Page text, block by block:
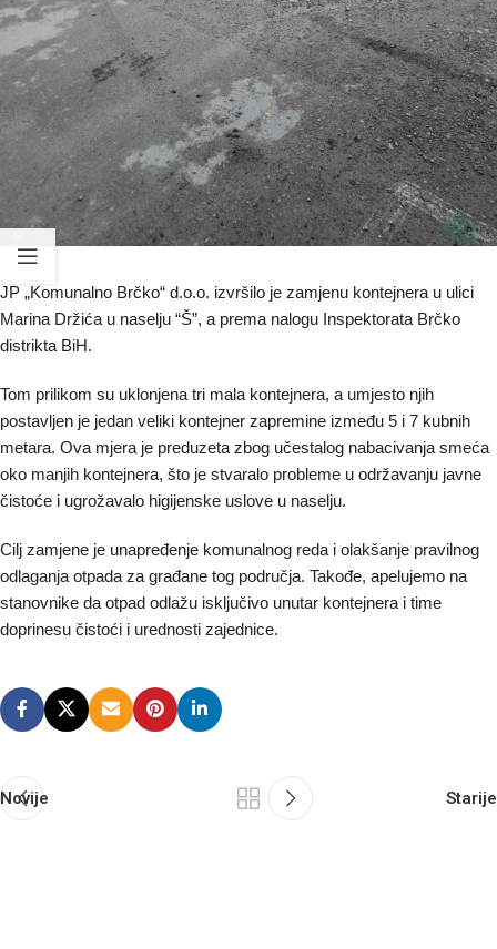
JP „Komunalno Brčko“ d.o.o. izvršilo je zamjenu kontejnera u ulici
Marina Držića u naselju “Š”, a prema nalogu Inspektorata Brčko
distrikta BiH.
Tom prilikom su uklonjena tri mala kontejnera, a umjesto njih
postavljen je jedan veliki kontejner zapremine između 5 i 7 kubnih
metara. Ova mjera je preduzeta zbog učestalog nabacivanja smeća
oko manjih kontejnera, što je stvaralo probleme u održavanju javne
čistoće i ugrožavalo higijenske uslove u naselju.
Cilj zamjene je unapređenje komunalnog reda i olakšanje pravilnog
odlaganja otpada za građane tog područja. Takođe, apelujemo na
stanovnike da otpad odlažu isključivo unutar kontejnera i time
doprinesu čistoći i urednosti zajednice.
Novije Starije